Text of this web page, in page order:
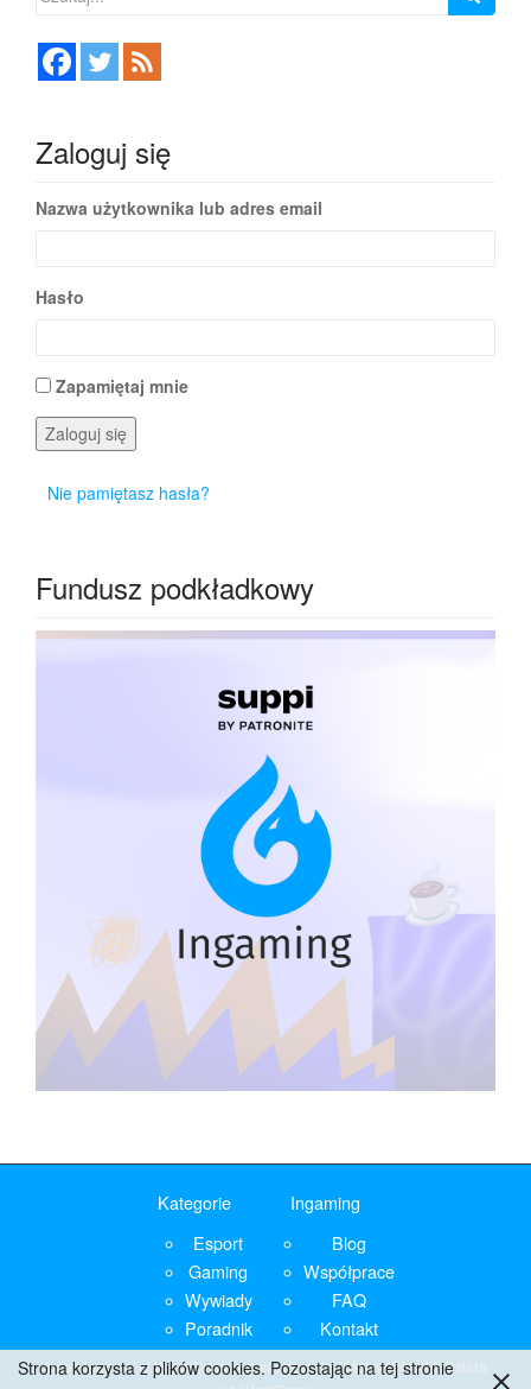
Zaloguj się
Nazwa użytkownika lub adres email
Hasło
Zapamiętaj mnie
Zaloguj się
Nie pamiętasz hasła?
Fundusz podkładkowy
Kategorie
Esport
Gaming
Wywiady
Poradnik
Ingaming
Blog
Współprace
FAQ
Kontakt
Ingaming.com.pl Wszelkie prawa zastrzeżone. MotywColorlibDziała
Strona korzysta z plików cookies. Pozostając na tej stronie